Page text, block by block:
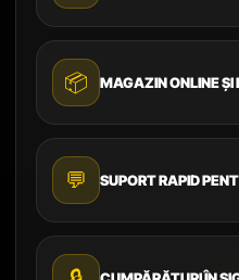
📦 MAGAZIN ONLINE
💬 SUPORT RAPID